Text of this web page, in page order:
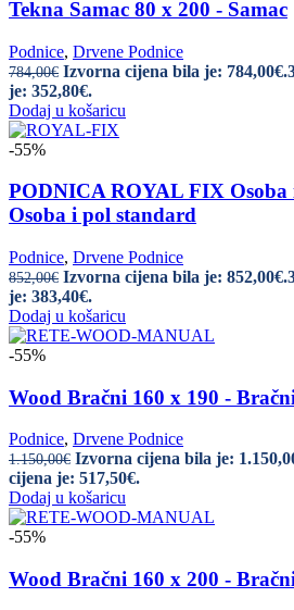
Tekna Samac 80 x 200 - Samac
Podnice, Drvene Podnice
784,00€ Izvorna cijena bila je: 784,00€.
je: 352,80€.
Dodaj u košaricu
-55%
PODNICA ROYAL FIX Osoba
Osoba i pol standard
Podnice, Drvene Podnice
852,00€ Izvorna cijena bila je: 852,00€.
je: 383,40€.
Dodaj u košaricu
-55%
Wood Bračni 160 x 190 -
Podnice, Drvene Podnice
1.150,00€ Izvorna cijena bila je:
cijena je: 517,50€.
Dodaj u košaricu
-55%
Wood Bračni 160 x 200 - Bračni